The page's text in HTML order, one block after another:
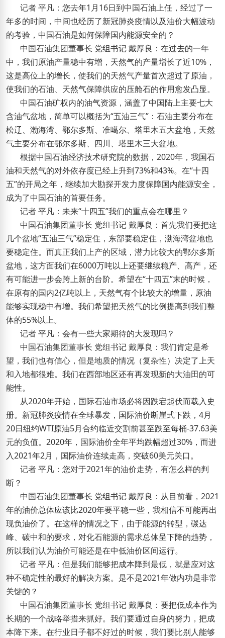
记者 平凡：您去年1月16日到中国石油上任，经过了一
年多的时间，中间也经历了新冠肺炎疫情以及油价大幅波动
的考验，中国石油是如何保障国内能源安全的？
中国石油集团董事长 党组书记 戴厚良：在过去的一年
中，我们原油产量稳中有增，天然气的产量增长了近10%，
这是高位上的增长，使我们的天然气产量首次超过了原油，
使我们的石油、天然气保障供应的压舱石的作用愈发凸显。
中国石油矿权内的油气资源，涵盖了中国陆上主要七大
含油气盆地，简单可以概括为“五油三气”：石油主要分布在
松辽、渤海湾、鄂尔多斯、准噶尔、塔里木五大盆地，天然
气主要分布在鄂尔多斯、四川、塔里木三大盆地。
根据中国石油经济技术研究院的数据，2020年，我国石
油和天然气的对外依存度已经上升到73%和43%。在“十四
五”的开局之年，继续加大勘探开发力度保障国内能源安全，
成为了中国石油的首要任务。
记者 平凡：未来“十四五”我们的重点会在哪里？
中国石油集团董事长 党组书记 戴厚良：首先我们要把这
几个盆地“五油三气”稳定住，东部要稳定住，渤海湾盆地也
要稳定住。而真正我们上产的区域，潜力比较大的鄂尔多斯
盆地，这方面我们在6000万吨以上还要继续稳产、高产，还
有可能进一步会跨上新的台阶。希望在“十四五”末的时候，
在原有的国内2亿吨以上，天然气有个比较大的增量，原油
能够实现稳中有增。我们希望把天然气的比例提高到我们整
体的55%以上。
记者 平凡：会有一些大家期待的大发现吗？
中国石油集团董事长 党组书记 戴厚良：我们肯定是希
望，我们也有信心，但是地质的情况（复杂性）决定了上天
和入地都很难。我们在西部地区还有再发现新的大油田的可
能性。
从2020年开始，国际石油市场必将因跌宕起伏而载入史
册。新冠肺炎疫情在全球暴发，国际油价断崖式下跌，4月
20日纽约WTI原油5月合约临近交割前甚至跌至每桶-37.63美
元的负值。2020年，国际油价全年平均跌幅超过30%，而进
入2021年2月，国际油价连续走高，突破60美元关口。
记者 平凡：您对于2021年的油价走势，有怎么样的判
断？
中国石油集团董事长 党组书记 戴厚良：从目前看，2021
年的油价总体应该比2020年要平稳一些，我相信不可能再出
现负油价了。在这样的情况之下，由于能源的转型，碳达
峰、碳中和的要求，对化石能源的需求总体呈下降的趋势，
所以我们认为油价可能还是在中低油价区间运行。
记者 平凡：但是我们能够把成本降到最低，就是应对这
种不确定性的最好的解决方案。是不是2021年做内功是非常
关键的？
中国石油集团董事长 党组书记 戴厚良：要把低成本作为
长期的一个战略举措来抓好。我们要通过自身的努力，把成
本降下来。在行业日子都不好过的时候，我们要比别人能够